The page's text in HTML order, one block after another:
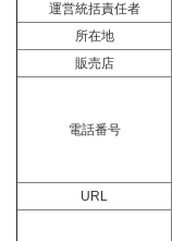
運営統括責任者
所在地
販売店
電話番号
URL